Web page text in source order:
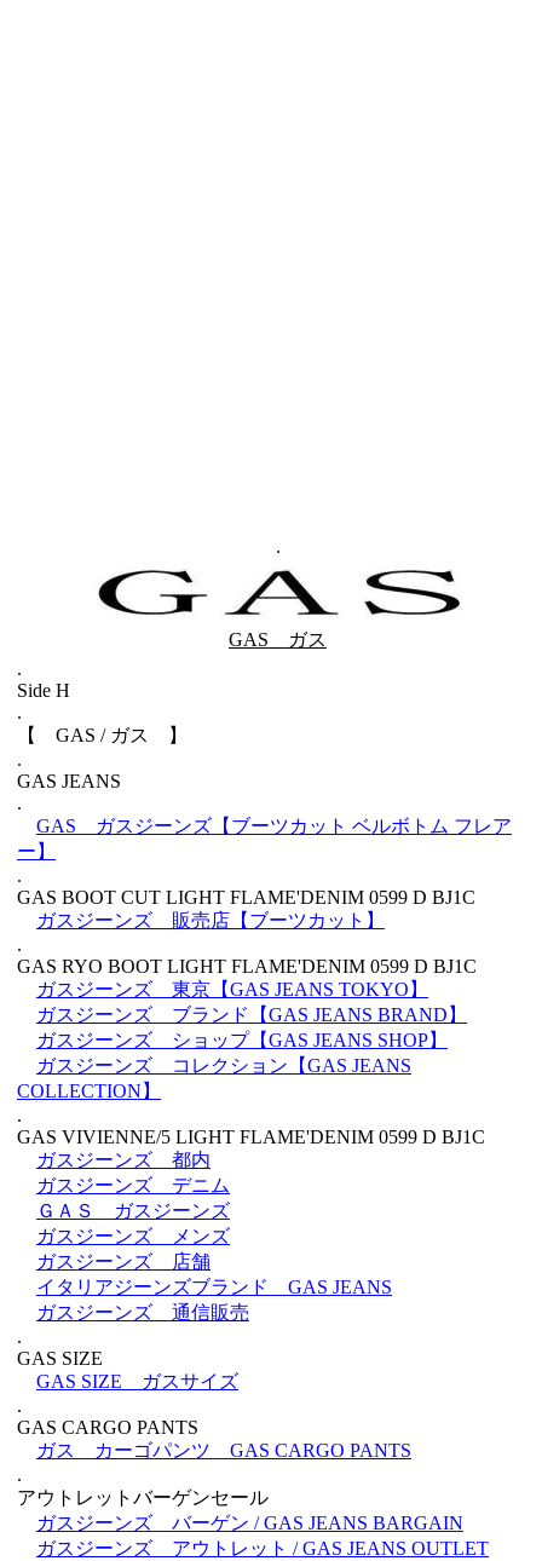
.
GAS ガス
.
Side H
.
【 GAS / ガス 】
.
GAS JEANS
.
GAS ガスジーンズ【ブーツカット ベルボトム フレア
ー】
.
GAS BOOT CUT LIGHT FLAME'DENIM 0599 D BJ1C
ガスジーンズ 販売店【ブーツカット】
.
GAS RYO BOOT LIGHT FLAME'DENIM 0599 D BJ1C
ガスジーンズ 東京【GAS JEANS TOKYO】
ガスジーンズ ブランド【GAS JEANS BRAND】
ガスジーンズ ショップ【GAS JEANS SHOP】
ガスジーンズ コレクション【GAS JEANS
COLLECTION】
.
GAS VIVIENNE/5 LIGHT FLAME'DENIM 0599 D BJ1C
ガスジーンズ 都内
ガスジーンズ デニム
ＧＡＳ ガスジーンズ
ガスジーンズ メンズ
ガスジーンズ 店舗
イタリアジーンズブランド GAS JEANS
ガスジーンズ 通信販売
.
GAS SIZE
GAS SIZE ガスサイズ
.
GAS CARGO PANTS
ガス カーゴパンツ GAS CARGO PANTS
.
アウトレットバーゲンセール
ガスジーンズ バーゲン / GAS JEANS BARGAIN
ガスジーンズ アウトレット / GAS JEANS OUTLET